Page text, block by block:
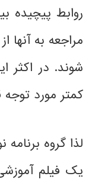
روابط پیچیده
مراجعه به آنها
شوند. در اکثر
کمتر مورد توجه
لذا گروه برنامه
یک فیلم